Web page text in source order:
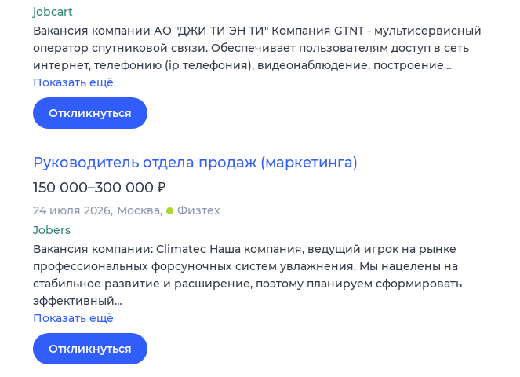
jobcart
Вакансия компании АО "ДЖИ ТИ ЭН ТИ" Компания GTNT - мультисервисный
оператор спутниковой связи. Обеспечивает пользователям доступ в сеть
интернет, телефонию (ip телефония), видеонаблюдение, построение…
Показать ещё
Откликнуться
Руководитель отдела продаж (маркетинга)
150 000–300 000 ₽
24 июля 2026 Москва
Физтех
Jobers
Вакансия компании: Climatec Наша компания, ведущий игрок на рынке
профессиональных форсуночных систем увлажнения. Мы нацелены на
стабильное развитие и расширение, поэтому планируем сформировать
эффективный…
Показать ещё
Откликнуться